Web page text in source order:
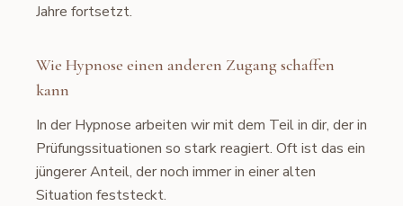
Jahre fortsetzt.
Wie Hypnose einen anderen Zugang schaffen
kann
In der Hypnose arbeiten wir mit dem Teil in dir, der in
Prüfungssituationen so stark reagiert. Oft ist das ein
jüngerer Anteil, der noch immer in einer alten
Situation feststeckt.